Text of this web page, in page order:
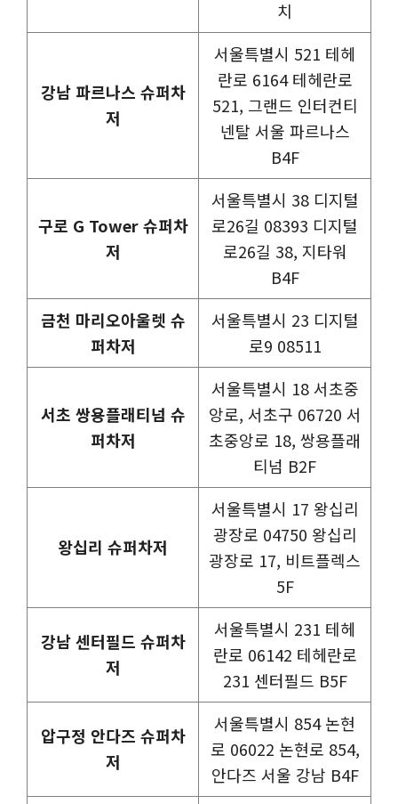
치
강남 파르나스 슈퍼차
저
서울특별시 521 테헤
란로 6164 테헤란로
521, 그랜드 인터컨티
넨탈 서울 파르나스
B4F
구로 G Tower 슈퍼차
저
서울특별시 38 디지털
로26길 08393 디지털
로26길 38, 지타워
B4F
금천 마리오아울렛 슈
퍼차저
서울특별시 23 디지털
로9 08511
서초 쌍용플래티넘 슈
퍼차저
서울특별시 18 서초중
앙로, 서초구 06720 서
초중앙로 18, 쌍용플래
티넘 B2F
왕십리 슈퍼차저
서울특별시 17 왕십리
광장로 04750 왕십리
광장로 17, 비트플렉스
5F
강남 센터필드 슈퍼차
저
서울특별시 231 테헤
란로 06142 테헤란로
231 센터필드 B5F
압구정 안다즈 슈퍼차
저
서울특별시 854 논현
로 06022 논현로 854,
안다즈 서울 강남 B4F